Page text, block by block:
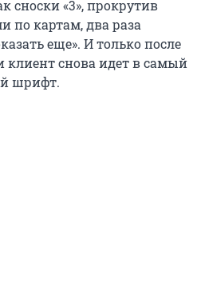
сноски «3», прокрутив
по картам, два раза
еще». И только после
клиент снова идет в самый
шрифт.